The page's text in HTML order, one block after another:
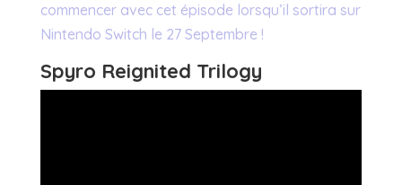
commencer avec cet épisode lorsqu’il sortira sur
Nintendo Switch le 27 Septembre !
Spyro Reignited Trilogy